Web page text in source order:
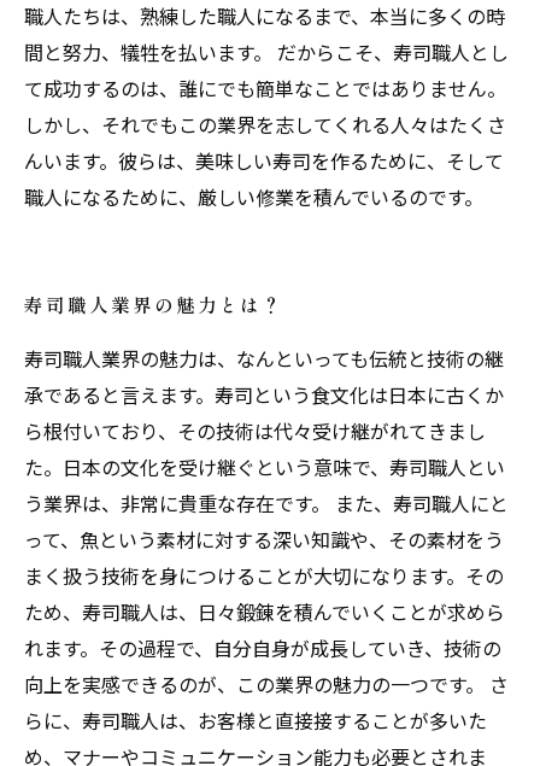
職人たちは、熟練した職人になるまで、本当に多くの時
間と努力、犠牲を払います。 だからこそ、寿司職人とし
て成功するのは、誰にでも簡単なことではありません。
しかし、それでもこの業界を志してくれる人々はたくさ
んいます。彼らは、美味しい寿司を作るために、そして
職人になるために、厳しい修業を積んでいるのです。
寿司職人業界の魅力とは？
寿司職人業界の魅力は、なんといっても伝統と技術の継
承であると言えます。寿司という食文化は日本に古くか
ら根付いており、その技術は代々受け継がれてきまし
た。日本の文化を受け継ぐという意味で、寿司職人とい
う業界は、非常に貴重な存在です。 また、寿司職人にと
って、魚という素材に対する深い知識や、その素材をう
まく扱う技術を身につけることが大切になります。その
ため、寿司職人は、日々鍛錬を積んでいくことが求めら
れます。その過程で、自分自身が成長していき、技術の
向上を実感できるのが、この業界の魅力の一つです。 さ
らに、寿司職人は、お客様と直接接することが多いた
め、マナーやコミュニケーション能力も必要とされま